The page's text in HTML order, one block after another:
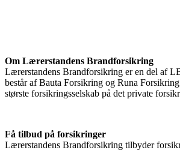
Om Lærerstandens Brandforsikring
Lærerstandens Brandforsikring er en del af
består af Bauta Forsikring og Runa
største forsikringsselskab på det private
Få tilbud på forsikringer
Lærerstandens Brandforsikring tilbyder